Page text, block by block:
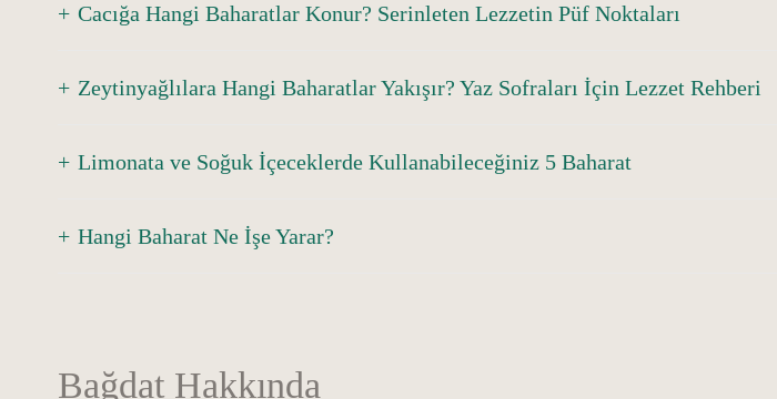
Cacığa Hangi Baharatlar Konur? Serinleten Lezzetin Püf Noktaları
Zeytinyağlılara Hangi Baharatlar Yakışır? Yaz Sofraları İçin Lezzet Rehberi
Limonata ve Soğuk İçeceklerde Kullanabileceğiniz 5 Baharat
Hangi Baharat Ne İşe Yarar?
Bağdat Hakkında